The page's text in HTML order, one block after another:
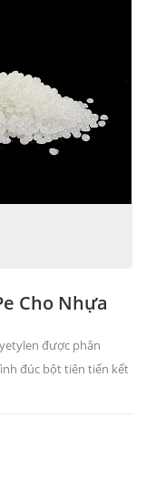
Cho Nhựa
được phân
đúc bột tiên tiến kết